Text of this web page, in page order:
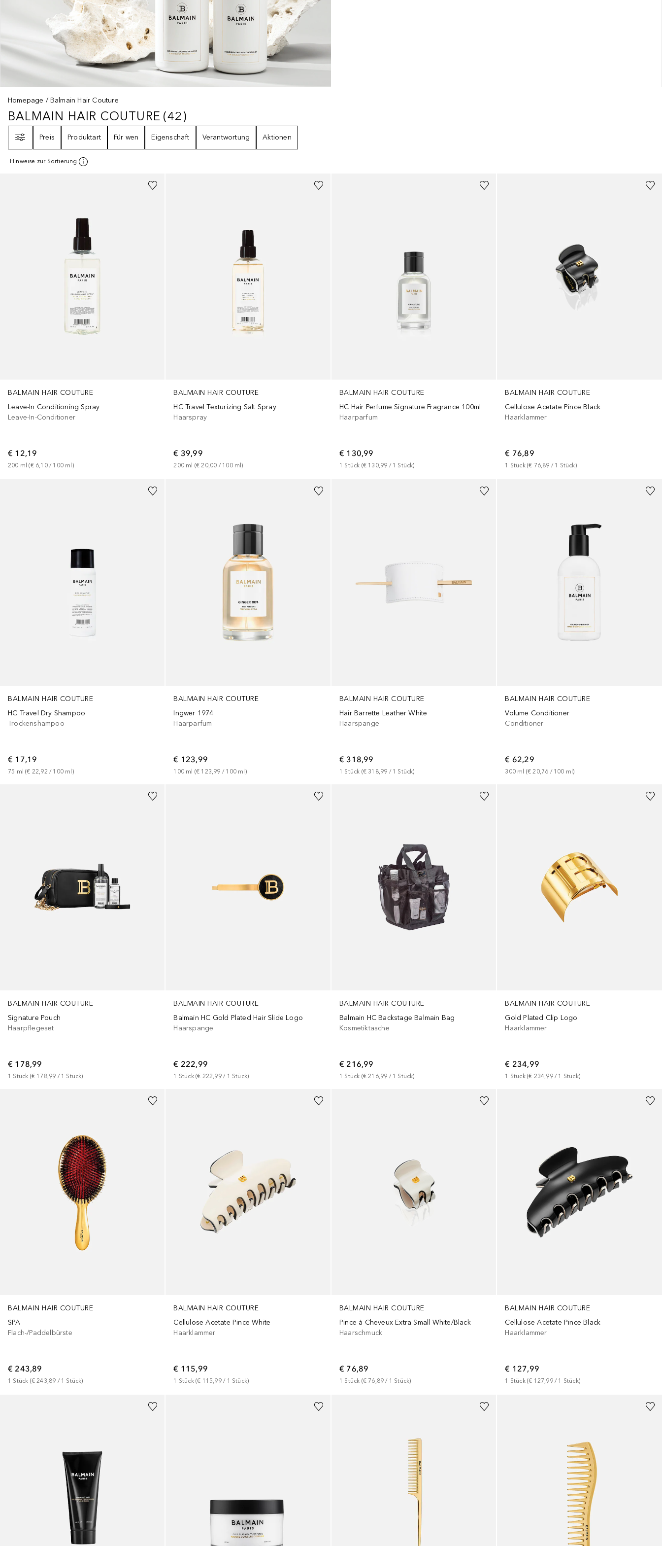
Homepage Balmain Hair Couture
BALMAIN HAIR COUTURE42ERGEBNISSE
BALMAIN HAIR COUTURE (42 )
Preis
Produktart Für wen Eigenschaft Verantwortung Aktionen
Hinweise zur Sortierung
BALMAIN HAIR COUTURE
Leave-In Conditioning Spray
Leave-In-Conditioner
€ 12,19
200 ml (€ 6,10 / 100 ml )
BALMAIN HAIR COUTURE
HC Travel Texturizing Salt Spray
Haarspray
€ 39,99
200 ml (€ 20,00 / 100 ml)
BALMAIN HAIR COUTURE
HC Hair Perfume Signature Fragrance 100ml
Haarparfum
€ 130,99
1 Stück (€ 130,99 / 1 Stück)
BALMAIN HAIR COUTURE
Cellulose Acetate Pince Black
Haarklammer
€ 76,89
1 Stück (€ 76,89 / 1 Stück)
BALMAIN HAIR COUTURE
HC Travel Dry Shampoo
Trockenshampoo
€ 17,19
75 ml (€ 22,92 / 100 ml)
BALMAIN HAIR COUTURE
Ingwer 1974
Haarparfum
€ 123,99
100 ml (€ 123,99 / 100 ml)
BALMAIN HAIR COUTURE
Hair Barrette Leather White
Haarspange
€ 318,99
1 Stück (€ 318,99 / 1 Stück)
BALMAIN HAIR COUTURE
Volume Conditioner
Conditioner
€ 62,29
300 ml (€ 20,76 / 100 ml)
BALMAIN HAIR COUTURE
Signature Pouch
Haarpflegeset
€ 178,99
1 Stück (€ 178,99 / 1 Stück)
BALMAIN HAIR COUTURE
Balmain HC Gold Plated Hair Slide Logo
Haarspange
€ 222,99
1 Stück (€ 222,99 / 1 Stück)
BALMAIN HAIR COUTURE
Balmain HC Backstage Balmain Bag
Kosmetiktasche
€ 216,99
1 Stück (€ 216,99 / 1 Stück)
BALMAIN HAIR COUTURE
Gold Plated Clip Logo
Haarklammer
€ 234,99
1 Stück (€ 234,99 / 1 Stück)
BALMAIN HAIR COUTURE
SPA
Flach-/Paddelbürste
€ 243,89
1 Stück (€ 243,89 / 1 Stück)
BALMAIN HAIR COUTURE
Cellulose Acetate Pince White
Haarklammer
€ 115,99
1 Stück (€ 115,99 / 1 Stück)
BALMAIN HAIR COUTURE
Pince à Cheveux Extra Small White/Black
Haarschmuck
€ 76,89
1 Stück (€ 76,89 / 1 Stück)
BALMAIN HAIR COUTURE
Cellulose Acetate Pince Black
Haarklammer
€ 127,99
1 Stück (€ 127,99 / 1 Stück)